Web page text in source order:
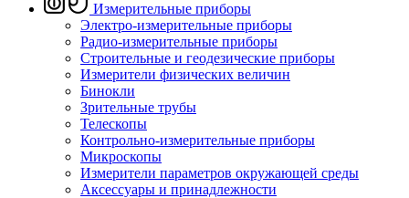
Измерительные приборы
Электро-измерительные приборы
Радио-измерительные приборы
Строительные и геодезические приборы
Измерители физических величин
Бинокли
Зрительные трубы
Телескопы
Контрольно-измерительные приборы
Микроскопы
Измерители параметров окружающей среды
Аксессуары и принадлежности